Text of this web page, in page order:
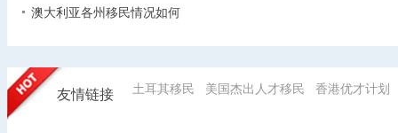
澳大利亚各州移民情况如何
友情链接 土耳其移民 美国杰出人才移民 香港优才计划